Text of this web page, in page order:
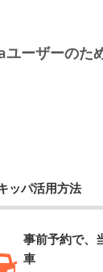
ーザーのた
ッパ活用方法
事前予約で、
車